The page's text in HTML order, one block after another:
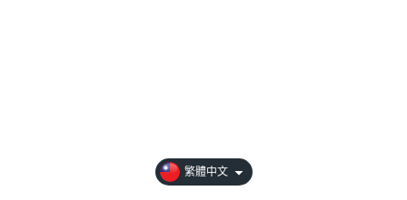
繁體中文